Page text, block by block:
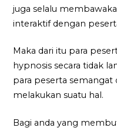
juga selalu
interaktif dengan
Maka dari itu para
hypnosis secara tidak
para peserta
melakukan suatu hal.
Bagi anda yang